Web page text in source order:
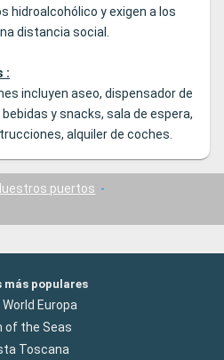
hidroalcohólico y exigen a los
distancia social.
:
incluyen aseo, dispensador de
y snacks, sala de espera,
alquiler de coches.
puertos
más populares
World Europa
of the Seas
Toscana